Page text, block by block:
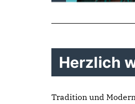
Herzlich
Tradition und